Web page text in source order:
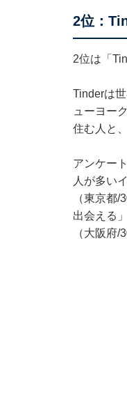
2位：
2位は「
Tinderは
ューヨー
住む人と
アンケー
人が多い
（東京都
出会える
（大阪府/